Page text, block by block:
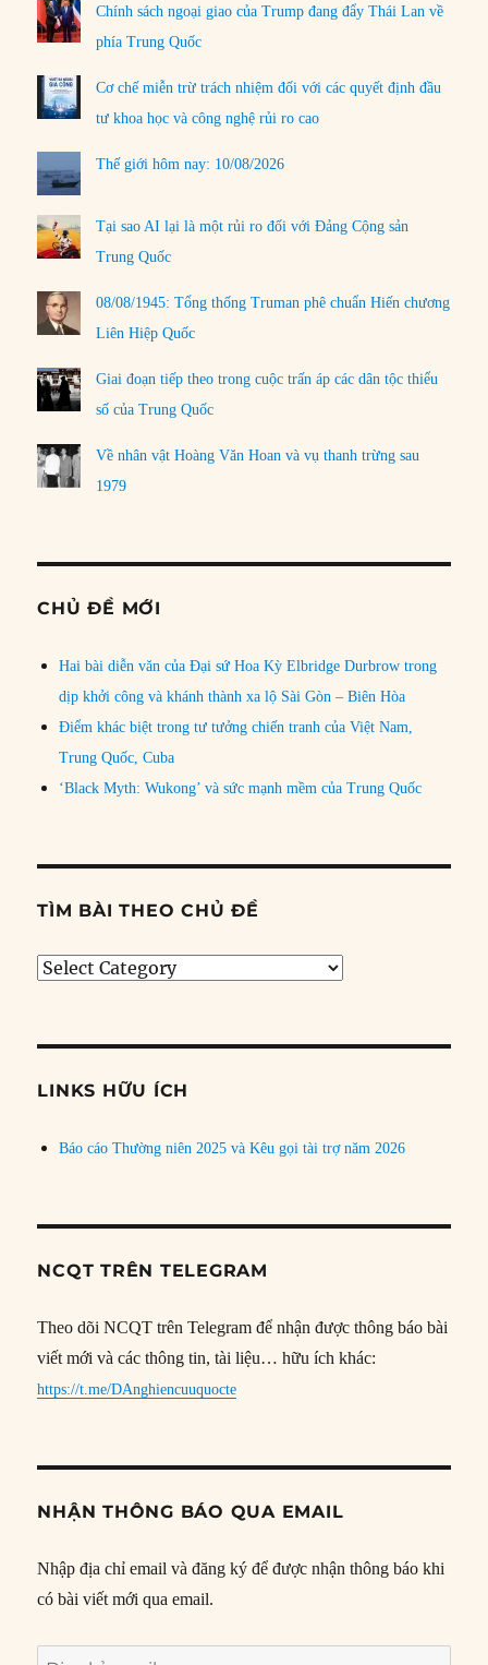
Chính sách ngoại giao của Trump đang đẩy Thái Lan về
phía Trung Quốc
Cơ chế miễn trừ trách nhiệm đối với các quyết định đầu
tư khoa học và công nghệ rủi ro cao
Thế giới hôm nay: 10/08/2026
Tại sao AI lại là một rủi ro đối với Đảng Cộng sản
Trung Quốc
08/08/1945: Tổng thống Truman phê chuẩn Hiến chương
Liên Hiệp Quốc
Giai đoạn tiếp theo trong cuộc trấn áp các dân tộc thiểu
số của Trung Quốc
Về nhân vật Hoàng Văn Hoan và vụ thanh trừng sau
1979
CHỦ ĐỀ MỚI
Hai bài diễn văn của Đại sứ Hoa Kỳ Elbridge Durbrow trong
dịp khởi công và khánh thành xa lộ Sài Gòn – Biên Hòa
Điểm khác biệt trong tư tưởng chiến tranh của Việt Nam,
Trung Quốc, Cuba
‘Black Myth: Wukong’ và sức mạnh mềm của Trung Quốc
TÌM BÀI THEO CHỦ ĐỀ
Tìm
đề
LINKS HỮU ÍCH
Báo cáo Thường niên 2025 và Kêu gọi tài trợ năm 2026
NCQT TRÊN TELEGRAM
Theo dõi NCQT trên Telegram để nhận được thông báo bài
viết mới và các thông tin, tài liệu… hữu ích khác:
https://t.me/DAnghiencuuquocte
NHẬN THÔNG BÁO QUA EMAIL
Nhập địa chỉ email và đăng ký để được nhận thông báo khi
có bài viết mới qua email.
Địa